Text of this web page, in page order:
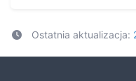
Ostatnia aktualizacja: